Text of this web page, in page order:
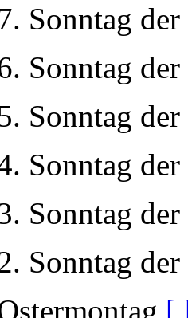
Sonntag
Sonntag
Sonntag
Sonntag
Sonntag
Sonntag
[